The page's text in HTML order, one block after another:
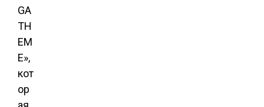
GA
TH
EM
E»,
кот
ор